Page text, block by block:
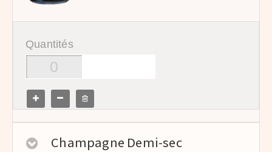
Quantités
Champagne Demi-sec